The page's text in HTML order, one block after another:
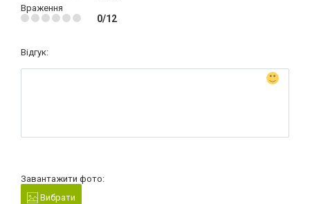
Враження
0/12
Відгук:
Завантажити фото:
Вибрати